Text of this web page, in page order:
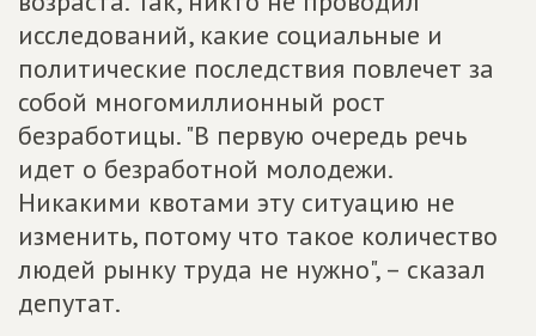
исследований, какие социальные и
политические последствия повлечет за
собой многомиллионный рост
безработицы. "В первую очередь речь
идет о безработной молодежи.
Никакими квотами эту ситуацию не
изменить, потому что такое количество
людей рынку труда не нужно", – сказал
депутат.